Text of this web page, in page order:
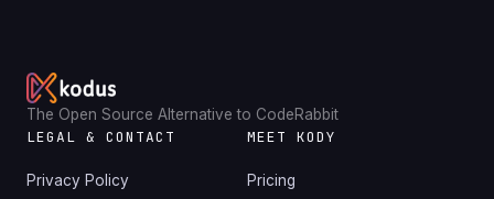
The Open Source Alternative to CodeRabbit
LEGAL & CONTACT
Privacy Policy
MEET KODY
Pricing